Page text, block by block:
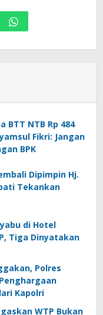
BTT NTB Rp 484
Fikri: Jangan
BPK
Dipimpin Hj.
Tekankan
di Hotel
Tiga Dinyatakan
Polres
Kapolri
WTP Bukan